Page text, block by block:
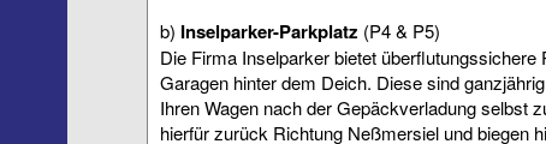
b) Inselparker-Parkplatz (P4 & P5)
Die Firma Inselparker bietet überflutungssichere
Garagen hinter dem Deich. Diese sind
Ihren Wagen nach der Gepäckverladung selbst
hierfür zurück Richtung Neßmersiel und biegen